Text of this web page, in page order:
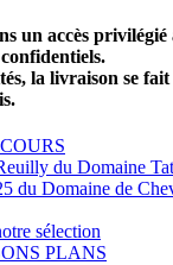
un accès
la livraison se
du Domaine
du Domaine de
sélection
PLANS